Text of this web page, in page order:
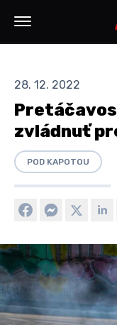
28. 12. 2022
zvládnuť
POD KAPOTOU